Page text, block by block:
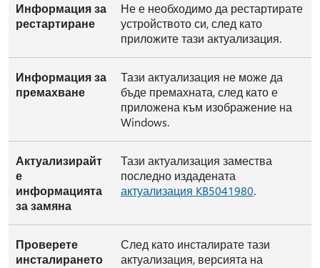
Информация за
рестартиране
Не е необходимо да рестартирате
устройството си, след като
приложите тази актуализация.
Информация за
премахване
Тази актуализация не може да
бъде премахната, след като е
приложена към изображение на
Windows.
Актуализирайт
е
информацията
за замяна
Тази актуализация замества
последно издадената
актуализация KB5041980.
Проверете
инсталирането
След като инсталирате тази
актуализация, версията на